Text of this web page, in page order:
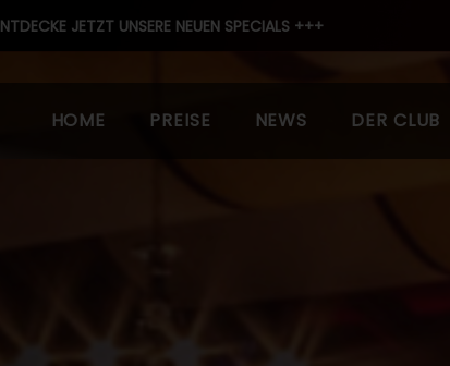
JETZT UNSERE NEUEN SPECIALS +++
HOME PREISE NEWS DER CLUB